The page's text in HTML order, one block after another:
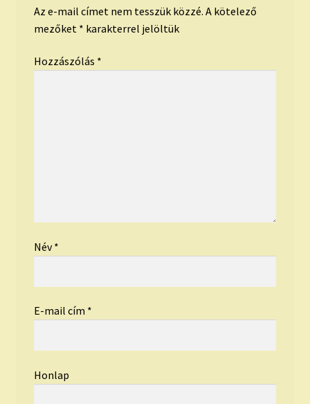
Az e-mail címet nem tesszük közzé. A kötelező
mezőket * karakterrel jelöltük
Hozzászólás *
Név*
E-mail cím *
Honlap